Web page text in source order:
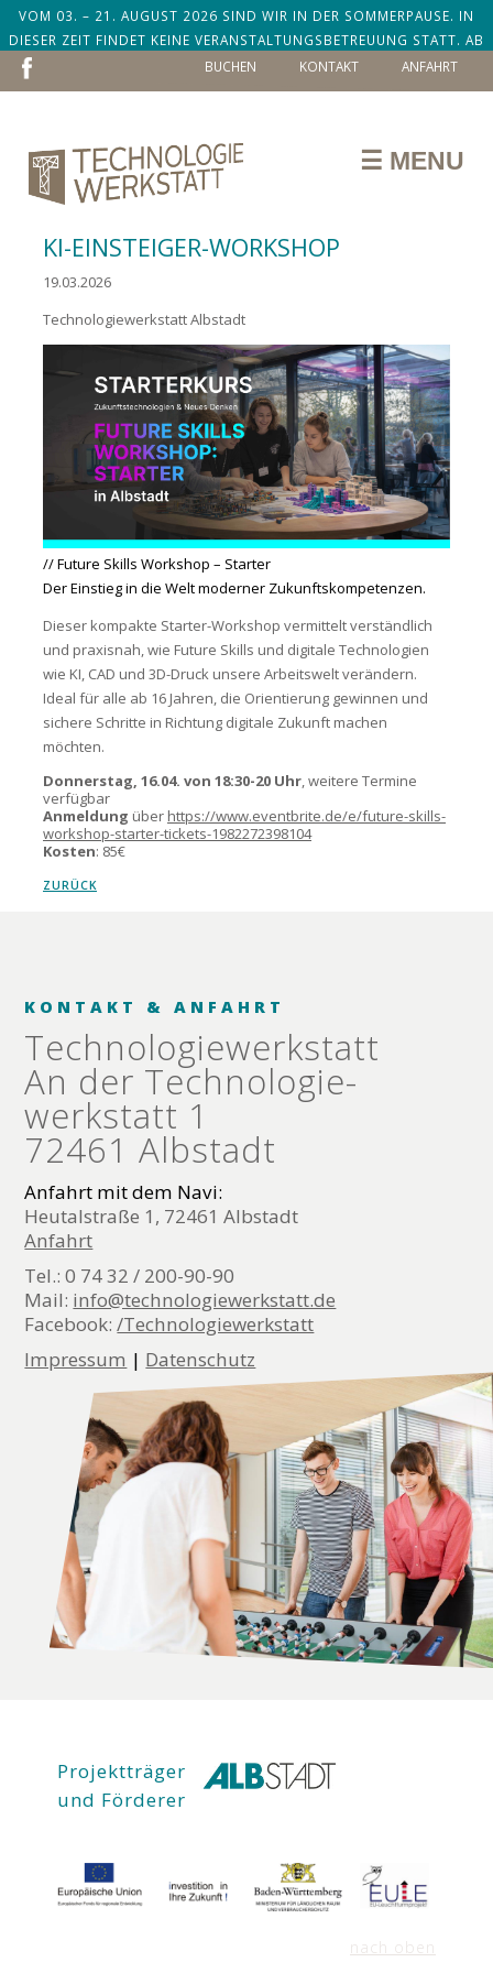
VOM 03. – 21. AUGUST 2026 SIND WIR IN DER SOMMERPAUSE. IN
DIESER ZEIT FINDET KEINE VERANSTALTUNGSBETREUUNG STATT. AB
DEM 24. AUGUST SIND WIR ZURÜCK!
NAVIGATION
ÜBERSPRINGEN
ANFAHRT
KONTAKT
BUCHEN
☰ MENU
KI-EINSTEIGER-WORKSHOP
19.03.2026
Technologiewerkstatt Albstadt
// Future Skills Workshop – Starter
Der Einstieg in die Welt moderner Zukunftskompetenzen.
Dieser kompakte Starter-Workshop vermittelt verständlich
und praxisnah, wie Future Skills und digitale Technologien
wie KI, CAD und 3D-Druck unsere Arbeitswelt verändern.
Ideal für alle ab 16 Jahren, die Orientierung gewinnen und
sichere Schritte in Richtung digitale Zukunft machen
möchten.
Donnerstag, 16.04. von 18:30-20 Uhr, weitere Termine
verfügbar
Anmeldung über https://www.eventbrite.de/e/future-skills-
workshop-starter-tickets-1982272398104
Kosten: 85€
ZURÜCK
KONTAKT & ANFAHRT
Technologie­werkstatt
An der Technologie­
werkstatt 1
72461 Albstadt
Anfahrt mit dem Navi:
Heutalstraße 1, 72461 Albstadt
Anfahrt
Tel.: 0 74 32 / 200-90-90
Mail: info@technologiewerkstatt.de
Facebook:/Technologiewerkstatt
Impressum | Datenschutz
Projektträger
und Förderer
nach oben